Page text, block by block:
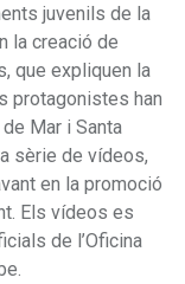
juvenils de la
la creació de
que expliquen la
protagonistes han
Mar i Santa
sèrie de vídeos,
en la promoció
Els vídeos es
de l’Oficina